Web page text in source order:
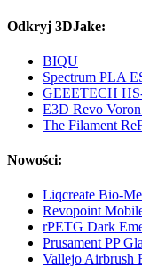
Odkryj 3DJake:
BIQU
Spectrum PLA
GEEETECH
E3D Revo
The Filament
Nowości:
Liqcreate Bio-
Revopoint
rPETG Dark
Prusament PP
Vallejo Airbrush